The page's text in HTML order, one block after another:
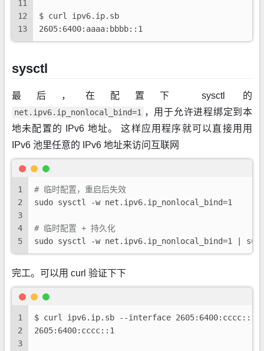
11
12
13
$ curl ipv6.ip.sb
2605:6400:aaaa:bbbb::1
sysctl
最后，在配置下 sysctl 的
net.ipv6.ip_nonlocal_bind=1 ，用于允许进程绑定到本
地未配置的 IPv6 地址。 这样应用程序就可以直接用用
IPv6 池里任意的 IPv6 地址来访问互联网
1
2
3
4
5
# 临时配置，重启后失效
sudo sysctl -w net.ipv6.ip_nonlocal_bind=1
# 临时配置 + 持久化
sudo sysctl -w net.ipv6.ip_nonlocal_bind=1 |
完工。可以用 curl 验证下下
1
2
3
$ curl ipv6.ip.sb --interface 2605:6400:cccc::1
2605:6400:cccc::1